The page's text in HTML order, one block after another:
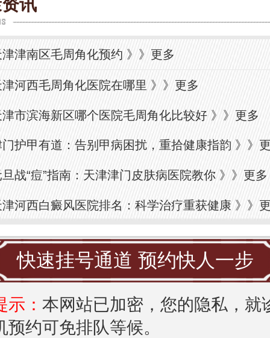
讯
津津南区毛周角化预约 》》 更多
津河西毛周角化医院在哪里 》》 更多
津市滨海新区哪个医院毛周角化比较好 》》 更多
门护甲有道：告别甲病困扰，重拾健康指韵 》》
战“痘”指南：天津津门皮肤病医院教你 》》 更多
津河西白癜风医院排名：科学治疗重获健康 》》
快速挂号通道 预约快人一步
示： 本网站已加密，您的隐私，就
预约可免排队等候。